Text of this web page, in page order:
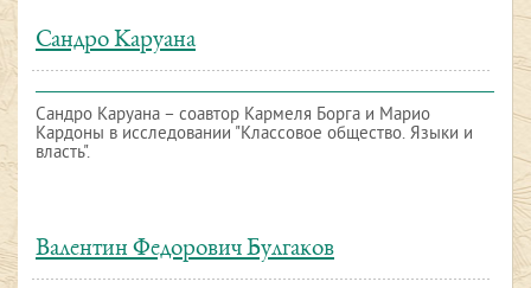
Сандро Каруана
Сандро Каруана – cоавтор Кармеля Борга и Марио
Кардоны в исследовании "Классовое общество. Языки и
власть".
Валентин Федорович Булгаков